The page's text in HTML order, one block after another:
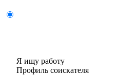
Я ищу работу
Профиль соискателя